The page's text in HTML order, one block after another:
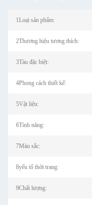
1Loại sản phẩm:
2Thương hiệu tương thích:
3Tàu đặc biệt:
4Phong cách thiết kế:
5Vật liệu:
6Tính năng:
7Màu sắc:
8yếu tố thời trang:
9Chất lượng: